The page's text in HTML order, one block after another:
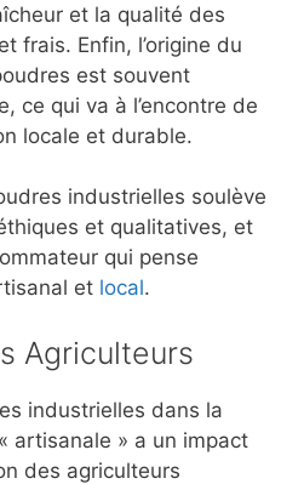
et la qualité des
frais. Enfin, l’origine du
est souvent
ce qui va à l’encontre de
locale et durable.
industrielles soulève
et qualitatives, et
qui pense
et local.
Agriculteurs
industrielles dans la
artisanale » a un impact
des agriculteurs